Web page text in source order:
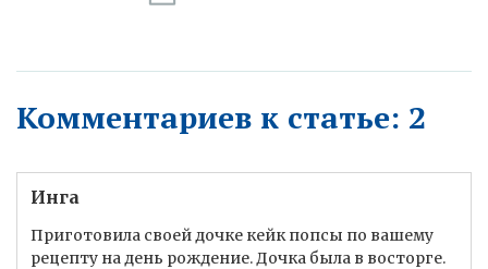
Комментариев к статье: 2
Инга
Приготовила своей дочке кейк попсы по вашему
рецепту на день рождение. Дочка была в восторге.